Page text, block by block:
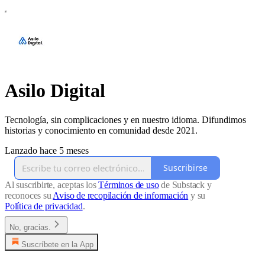
Asilo Digital
Tecnología, sin complicaciones y en nuestro idioma. Difundimos
historias y conocimiento en comunidad desde 2021.
Lanzado hace 5 meses
Suscribirse
Al suscribirte, aceptas losTérminos de usode Substack y
reconoces su Aviso de recopilación de información y su
Política de privacidad.
No, gracias.
Suscríbete en la App